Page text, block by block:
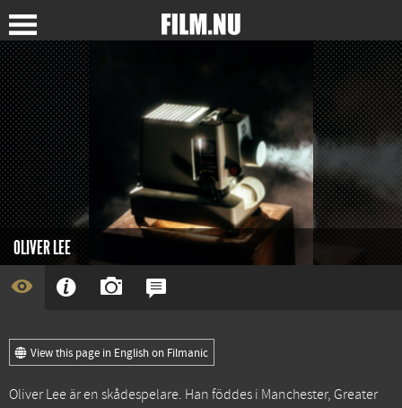
OLIVER LEE
View this page in English on Filmanic
Oliver Lee är en skådespelare. Han föddes i Manchester, Greater